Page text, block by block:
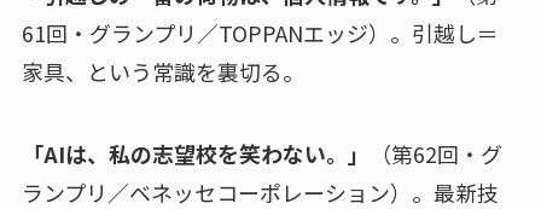
61回・グランプリ／TOPPANエッジ）。引越し＝
家具、という常識を裏切る。
「AIは、私の志望校を笑わない。」
（第62回・グ
ランプリ／ベネッセコーポレーション）。最新技